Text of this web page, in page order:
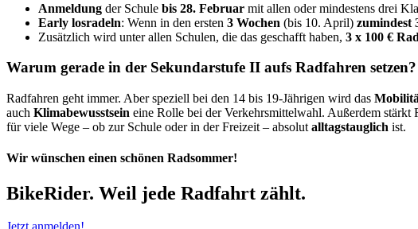
Anmeldung der Schule bis 28. Februar mit allen oder mindestens drei
Early losradeln: Wenn in den ersten 3 Wochen (bis 10. April) zumindest
Zusätzlich wird unter allen Schulen, die das geschafft haben, 3 x 100 €
Warum gerade in der Sekundarstufe II aufs Radfahren setzen?
Radfahren geht immer. Aber speziell bei den 14 bis 19-Jährigen wird das
auch Klimabewusstsein eine Rolle bei der Verkehrsmittelwahl. Außerdem stärkt
für viele Wege – ob zur Schule oder in der Freizeit – absolut alltagstauglich ist.
Wir wünschen einen schönen Radsommer!
BikeRider. Weil jede Radfahrt zählt.